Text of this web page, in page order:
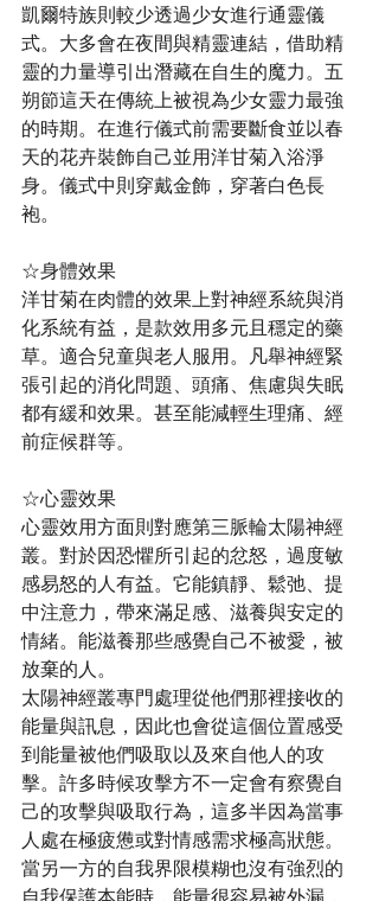
凱爾特族則較少透過少女進行通靈儀
式。大多會在夜間與精靈連結，借助精
靈的力量導引出潛藏在自生的魔力。五
朔節這天在傳統上被視為少女靈力最強
的時期。在進行儀式前需要斷食並以春
天的花卉裝飾自己並用洋甘菊入浴淨
身。儀式中則穿戴金飾，穿著白色長
袍。
☆身體效果
洋甘菊在肉體的效果上對神經系統與消
化系統有益，是款效用多元且穩定的藥
草。適合兒童與老人服用。凡舉神經緊
張引起的消化問題、頭痛、焦慮與失眠
都有緩和效果。甚至能減輕生理痛、經
前症候群等。
☆心靈效果
心靈效用方面則對應第三脈輪太陽神經
叢。對於因恐懼所引起的忿怒，過度敏
感易怒的人有益。它能鎮靜、鬆弛、提
中注意力，帶來滿足感、滋養與安定的
情緒。能滋養那些感覺自己不被愛，被
放棄的人。
太陽神經叢專門處理從他們那裡接收的
能量與訊息，因此也會從這個位置感受
到能量被他們吸取以及來自他人的攻
擊。許多時候攻擊方不一定會有察覺自
己的攻擊與吸取行為，這多半因為當事
人處在極疲憊或對情感需求極高狀態。
當另一方的自我界限模糊也沒有強烈的